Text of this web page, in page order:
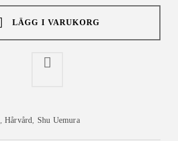
LÄGG I VARUKORG
,Hårvård, Shu Uemura